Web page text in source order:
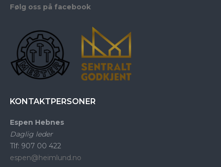
Følg oss på facebook
KONTAKTPERSONER
Espen Hebnes
Daglig leder
Tlf: 907 00 422
espen@heimlund.no